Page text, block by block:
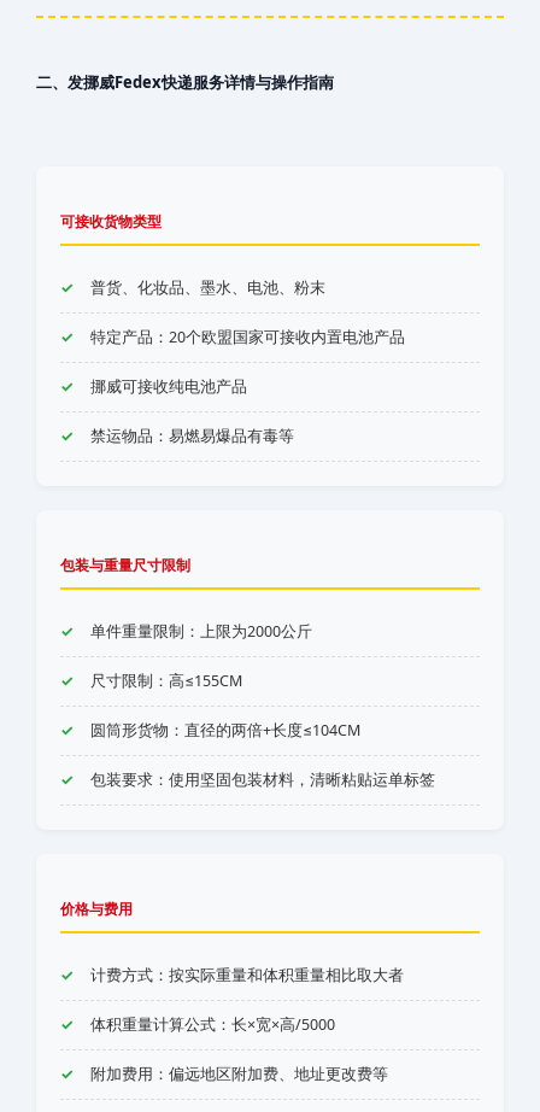
二、发‌挪威‌‌‌‌‌‌‌Fedex快递服务详情与操作指南
可接收货物类型
普货、化妆品、墨水、电池、粉末
特定产品：20个欧盟国家可接收内置电池产品
‌挪威‌‌‌‌‌‌‌可接收纯电池产品
禁运物品：易燃易爆品有毒等
包装与重量尺寸限制
单件重量限制：上限为2000公斤
尺寸限制：高≤155CM
圆筒形货物：直径的两倍+长度≤104CM
包装要求：使用坚固包装材料，清晰粘贴运单标签
价格与费用
计费方式：按实际重量和体积重量相比取大者
体积重量计算公式：长×宽×高/5000
附加费用：偏远地区附加费、地址更改费等